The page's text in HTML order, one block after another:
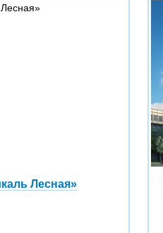
Лесная»